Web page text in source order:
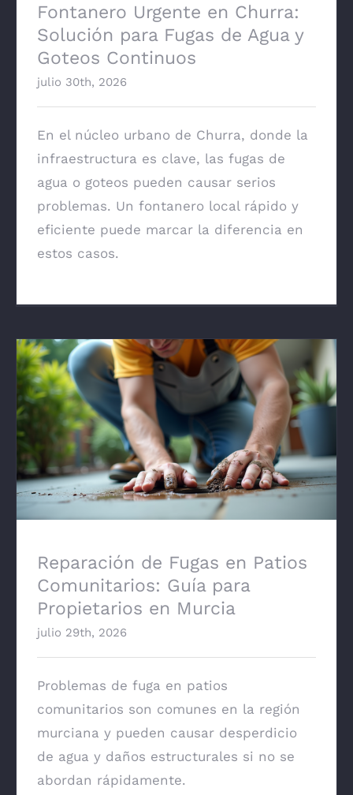
Fontanero Urgente en Churra:
Solución para Fugas de Agua y
Goteos Continuos
julio 30th, 2026
En el núcleo urbano de Churra, donde la
infraestructura es clave, las fugas de
agua o goteos pueden causar serios
problemas. Un fontanero local rápido y
eficiente puede marcar la diferencia en
estos casos.
Reparación de Fugas en Patios
Comunitarios: Guía para Propietarios en
Murcia
Reparación de Fugas en Patios
Comunitarios: Guía para
Propietarios en Murcia
julio 29th, 2026
Problemas de fuga en patios
comunitarios son comunes en la región
murciana y pueden causar desperdicio
de agua y daños estructurales si no se
abordan rápidamente.